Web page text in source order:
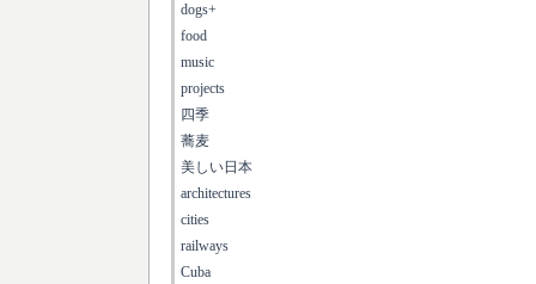
dogs+
food
music
projects
四季
蕎麦
美しい日本
architectures
cities
railways
Cuba